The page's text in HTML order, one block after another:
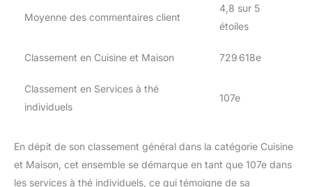
Moyenne des commentaires client
4,8 sur 5
étoiles
Classement en Cuisine et Maison 729 618e
Classement en Services à thé
individuels
107e
En dépit de son classement général dans la catégorie Cuisine
et Maison, cet ensemble se démarque en tant que 107e dans
les services à thé individuels, ce qui témoigne de sa